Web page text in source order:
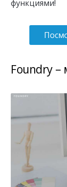
функциями!
Foundry –